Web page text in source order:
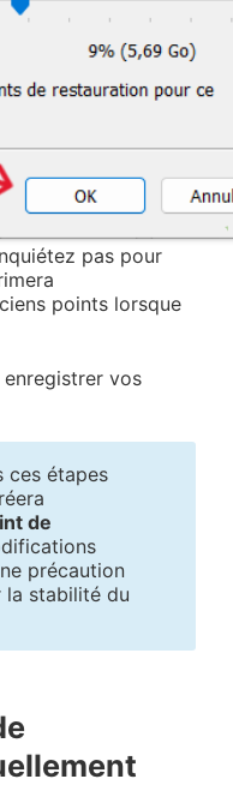
pas pour
points lorsque
enregistrer vos
ces étapes
de
précaution
la stabilité du